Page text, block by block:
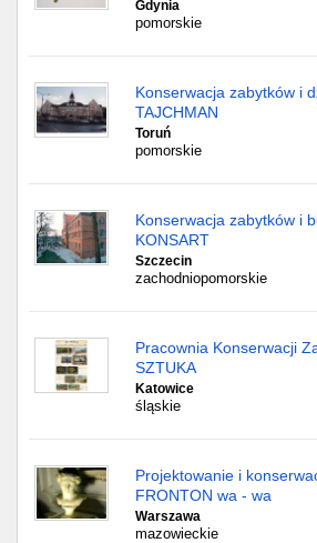
Gdynia
pomorskie
Konserwacja zabytków i
TAJCHMAN
Toruń
pomorskie
Konserwacja zabytków i
KONSART
Szczecin
zachodniopomorskie
Pracownia Konserwacji
SZTUKA
Katowice
śląskie
Projektowanie i
FRONTON wa - wa
Warszawa
mazowieckie